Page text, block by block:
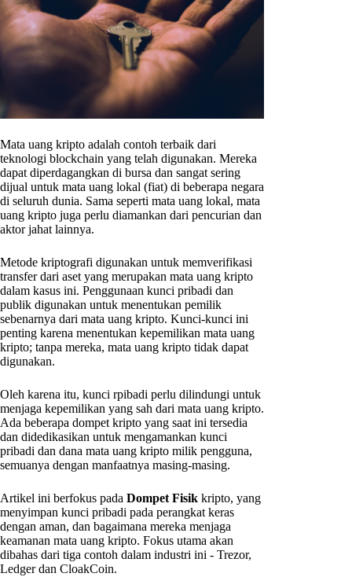
Mata uang kripto adalah contoh terbaik dari
teknologi blockchain yang telah digunakan. Mereka
dapat diperdagangkan di bursa dan sangat sering
dijual untuk mata uang lokal (fiat) di beberapa negara
di seluruh dunia. Sama seperti mata uang lokal, mata
uang kripto juga perlu diamankan dari pencurian dan
aktor jahat lainnya.
Metode kriptografi digunakan untuk memverifikasi
transfer dari aset yang merupakan mata uang kripto
dalam kasus ini. Penggunaan kunci pribadi dan
publik digunakan untuk menentukan pemilik
sebenarnya dari mata uang kripto. Kunci-kunci ini
penting karena menentukan kepemilikan mata uang
kripto; tanpa mereka, mata uang kripto tidak dapat
digunakan.
Oleh karena itu, kunci rpibadi perlu dilindungi untuk
menjaga kepemilikan yang sah dari mata uang kripto.
Ada beberapa dompet kripto yang saat ini tersedia
dan didedikasikan untuk mengamankan kunci
pribadi dan dana mata uang kripto milik pengguna,
semuanya dengan manfaatnya masing-masing.
Artikel ini berfokus pada Dompet Fisik kripto, yang
menyimpan kunci pribadi pada perangkat keras
dengan aman, dan bagaimana mereka menjaga
keamanan mata uang kripto. Fokus utama akan
dibahas dari tiga contoh dalam industri ini - Trezor,
Ledger dan CloakCoin.